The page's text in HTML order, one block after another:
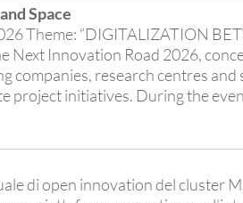
Space
Theme: “DIGITALIZATION
Innovation Road 2026,
companies, research centres and
project initiatives. During the
di open innovation del cluster